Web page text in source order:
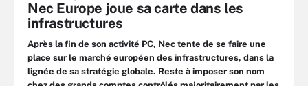
Nec Europe joue sa carte dans les
infrastructures
Après la fin de son activité PC, Nec tente de se faire une
place sur le marché européen des infrastructures, dans la
lignée de sa stratégie globale. Reste à imposer son nom